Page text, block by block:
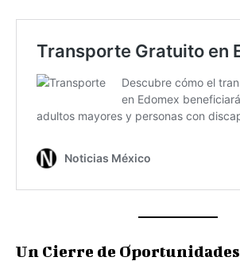
Un Cierre de Oportunidades